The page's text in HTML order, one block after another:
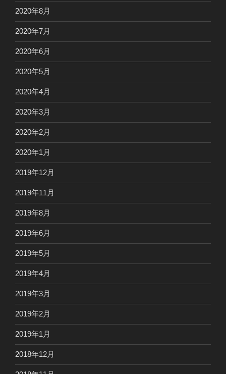
2020年8月
2020年7月
2020年6月
2020年5月
2020年4月
2020年3月
2020年2月
2020年1月
2019年12月
2019年11月
2019年8月
2019年6月
2019年5月
2019年4月
2019年3月
2019年2月
2019年1月
2018年12月